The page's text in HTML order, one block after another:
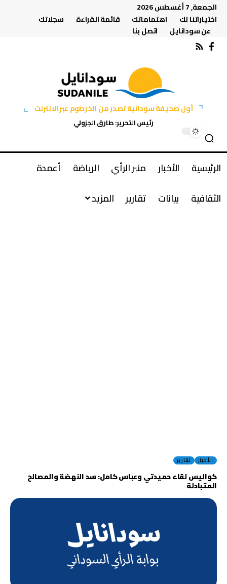
الجمعة, 7 أغسطس 2026
اختياراتنا لك
اهتماماتك قائمة القراءة
سجلاتك
عن سودانايل
اتصل بنا
أول صحيفة سودانية تصدر من الخرطوم عبر الانترنت
رئيس التحرير: طارق الجزولي
الرئيسية الأخبار منبر الرأي الرياضة
أعمدة
الثقافية
بيانات تقارير المزيد
الأخبار تقارير
كواليس لقاء حميدتي وعباس كامل: سد النهضة والمصالح
المتبادلة